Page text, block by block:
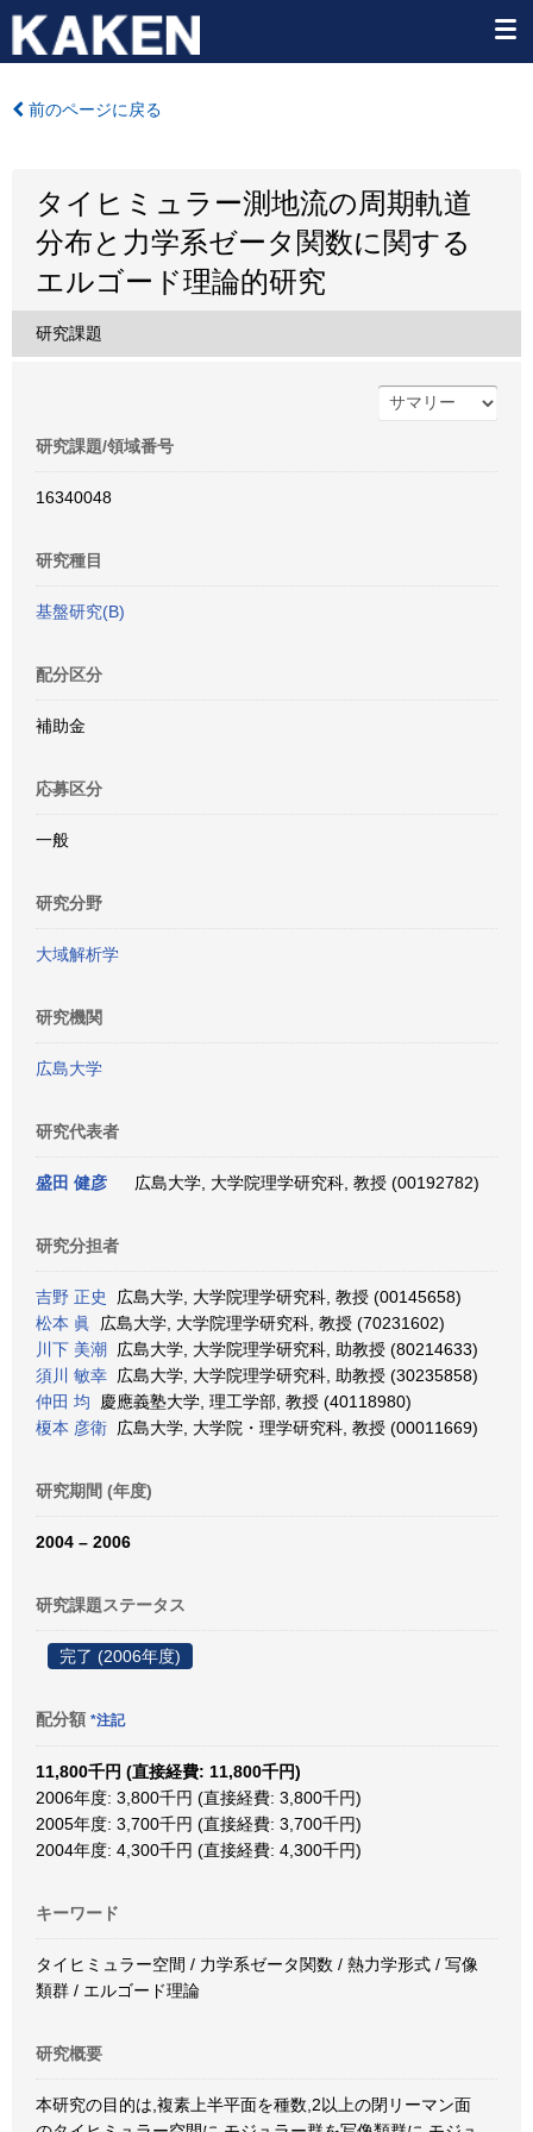
前のページに戻る
タイヒミュラー測地流の周期軌道
分布と力学系ゼータ関数に関する
エルゴード理論的研究
研究課題
研究課題/領域番号
16340048
研究種目
基盤研究(B)
配分区分
補助金
応募区分
一般
研究分野
大域解析学
研究機関
広島大学
研究代表者
盛田 健彦 広島大学, 大学院理学研究科, 教授 (00192782)
研究分担者
吉野 正史
広島大学, 大学院理学研究科, 教授 (00145658)
松本 眞 広島大学, 大学院理学研究科, 教授 (70231602)
川下 美潮 広島大学, 大学院理学研究科, 助教授 (80214633)
須川 敏幸 広島大学, 大学院理学研究科, 助教授 (30235858)
仲田 均 慶應義塾大学, 理工学部, 教授 (40118980)
榎本 彦衛 広島大学, 大学院・理学研究科, 教授 (00011669)
研究期間 (年度)
2004 – 2006
研究課題ステータス
完了 (2006年度)
配分額 *注記
11,800千円 (直接経費: 11,800千円)
2006年度: 3,800千円 (直接経費: 3,800千円)
2005年度: 3,700千円 (直接経費: 3,700千円)
2004年度: 4,300千円 (直接経費: 4,300千円)
キーワード
タイヒミュラー空間 / 力学系ゼータ関数 / 熱力学形式 / 写像
類群 / エルゴード理論
研究概要
本研究の目的は,複素上半平面を種数,2以上の閉リーマン面